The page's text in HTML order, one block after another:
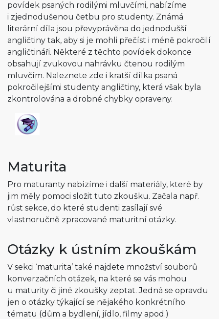
povídek psaných rodilými mluvčími, nabízíme
i zjednodušenou četbu pro studenty. Známá
literární díla jsou převyprávěna do jednodušší
angličtiny tak, aby si je mohli přečíst i méně pokročilí
angličtináři. Některé z těchto povídek dokonce
obsahují zvukovou nahrávku čtenou rodilým
mluvčím. Naleznete zde i kratší dílka psaná
pokročilejšími studenty angličtiny, která však byla
zkontrolována a drobné chybky opraveny.
Maturita
Pro maturanty nabízíme i další materiály, které by
jim měly pomoci složit tuto zkoušku. Začala např.
růst sekce, do které studenti zasílají své
vlastnoručně zpracované maturitní otázky.
Otázky k ústním zkouškám
V sekci ‘maturita’ také najdete množství souborů
konverzačních otázek, na které se vás mohou
u maturity či jiné zkoušky zeptat. Jedná se opravdu
jen o otázky týkající se nějakého konkrétního
tématu (dům a bydlení, jídlo, filmy apod.)